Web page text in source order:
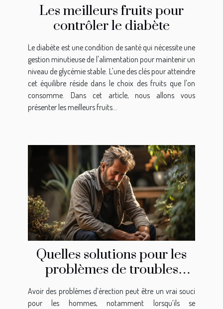
Les meilleurs fruits pour
contrôler le diabète
Le diabète est une condition de santé qui nécessite une
gestion minutieuse de l'alimentation pour maintenir un
niveau de glycémie stable. L'une des clés pour atteindre
cet équilibre réside dans le choix des fruits que l'on
consomme. Dans cet article, nous allons vous
présenter les meilleurs fruits...
Quelles solutions pour les
problèmes de troubles
d’érection ?
Avoir des problèmes d’érection peut être un vrai souci
pour les hommes, notamment lorsqu’ils se